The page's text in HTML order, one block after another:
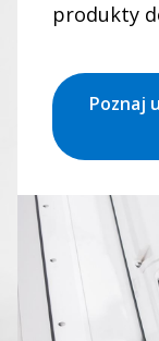
produkty
Poznaj